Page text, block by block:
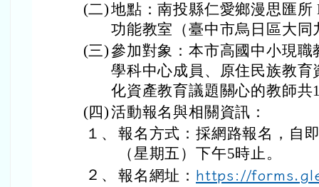
(二)地點：南投縣仁愛鄉漫思匯所
功能教室（臺中市烏日區大同
(三)參加對象：本市高國中小現
學科中心成員、原住民族教
化資產教育議題關心的教師共
(四)活動報名與相關資訊：
１、 報名方式：採網路報名，自
（星期五）下午5時止。
２、 報名網址： https://